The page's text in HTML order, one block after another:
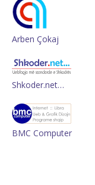
Arben Çokaj
Shkoder.net…
BMC Computer